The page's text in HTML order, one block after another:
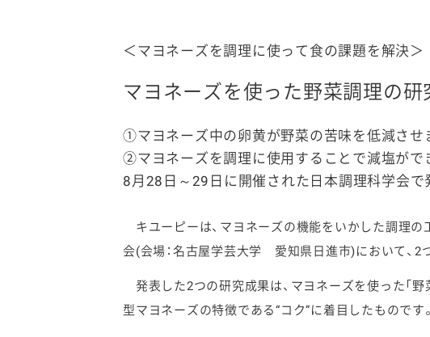
サステナビリティ活動
お客様相談室
ファインケミカル
＜マヨネーズを調理に使って食の課題を解決＞
マヨネーズを使った野菜調理の研
①マヨネーズ中の卵黄が野菜の苦味を低減させ
②マヨネーズを調理に使用することで減塩がで
8月28日～29日に開催された日本調理科学会で
キユーピーは、マヨネーズの機能をいかした調理の
会(会場：名古屋学芸大学 愛知県日進市)において、2
発表した2つの研究成果は、マヨネーズを使った「野
型マヨネーズの特徴である“コク”に着目したもので